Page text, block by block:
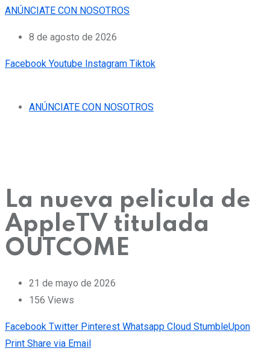
ANÚNCIATE CON NOSOTROS
8 de agosto de 2026
Facebook Youtube Instagram Tiktok
ANÚNCIATE CON NOSOTROS
La nueva pelicula de
AppleTV titulada
OUTCOME
21 de mayo de 2026
156 Views
Facebook Twitter Pinterest Whatsapp Cloud StumbleUpon
Print Share via Email